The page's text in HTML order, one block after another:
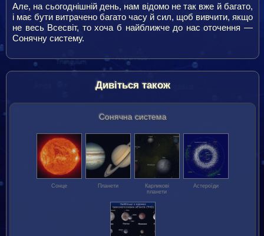
Але, на сьогоднішній день, нам відомо не так вже й багато,
і має бути витрачено багато часу й сил, щоб вивчити, якщо
не весь Всесвіт, то хоча б найближче до нас оточення —
Сонячну систему.
Дивіться також
Сонячна система
Сонце Планети
Карликові
планети
Астероїди